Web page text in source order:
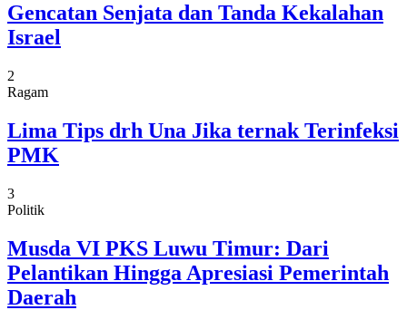
Gencatan Senjata dan Tanda Kekalahan
Israel
2
Ragam
Lima Tips drh Una Jika ternak Terinfeksi
PMK
3
Politik
Musda VI PKS Luwu Timur: Dari
Pelantikan Hingga Apresiasi Pemerintah
Daerah